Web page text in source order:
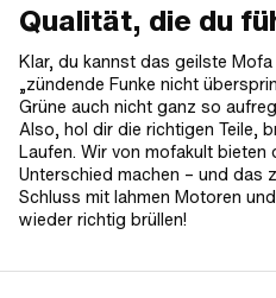
Qualität, die du
Klar, du kannst das geilste
„zündende Funke nicht
Grüne auch nicht ganz so
Also, hol dir die richtigen Teile,
Laufen. Wir von mofakult bieten
Unterschied machen – und das
Schluss mit lahmen Motoren
wieder richtig brüllen!